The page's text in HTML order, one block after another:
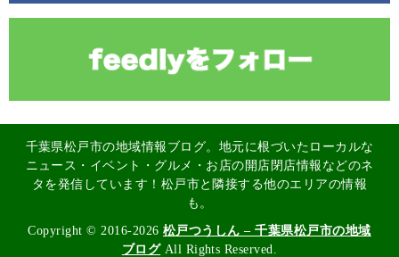
千葉県松戸市の地域情報ブログ。地元に根づいたローカルな
ニュース・イベント・グルメ・お店の開店閉店情報などのネ
タを発信しています！松戸市と隣接する他のエリアの情報
も。
Copyright © 2016-2026 松戸つうしん – 千葉県松戸市の地域
ブログAll Rights Reserved.